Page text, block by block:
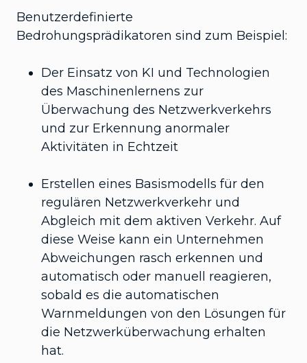
Benutzerdefinierte
Bedrohungsprädikatoren sind zum Beispiel:
Der Einsatz von KI und Technologien
des Maschinenlernens zur
Überwachung des Netzwerkverkehrs
und zur Erkennung anormaler
Aktivitäten in Echtzeit
Erstellen eines Basismodells für den
regulären Netzwerkverkehr und
Abgleich mit dem aktiven Verkehr. Auf
diese Weise kann ein Unternehmen
Abweichungen rasch erkennen und
automatisch oder manuell reagieren,
sobald es die automatischen
Warnmeldungen von den Lösungen für
die Netzwerküberwachung erhalten
hat.